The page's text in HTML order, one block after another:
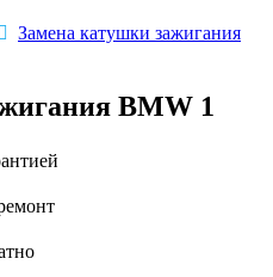
 Замена катушки зажигания
BMW 1